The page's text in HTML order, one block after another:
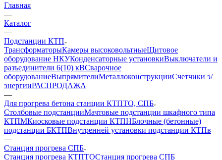
Главная
—
Каталог
—
Подстанции КТП
ТрансформаторыКамеры высоковольтныеЩитовое
оборудование НКУКонденсаторные установкиВыключатели и
разъединители 6(10) кВСварочное
оборудованиеВыпрямителиМеталлоконструкцииСчетчики э/
энергииРАСПРОДАЖА
—
Для прогрева бетона станции КТПТО, СПБ
Столбовые подстанцииМачтовые подстанции шкафного типа
КТПМКиосковые подстанции КТПНБлочные (бетонные)
подстанции БКТПВнутренней установки подстанции КТПв
—
Станция прогрева СПБ
Станция прогрева КТПТОСтанция прогрева СПБ